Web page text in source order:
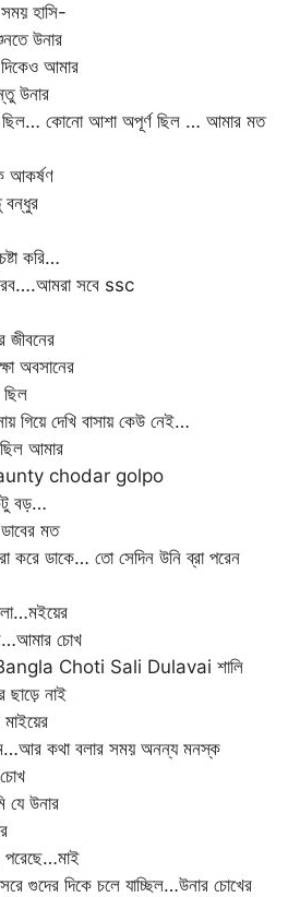
হাসি-
উনার
আমার
উনার
ছিল… কোনো আশা অপূর্ণ ছিল … আমার মত
আকর্ষণ
বন্ধুর
করি…
সবে ssc
জীবনের
অবসানের
ছিল
গিয়ে দেখি বাসায় কেউ নেই…
আমার
aunty chodar golpo
বড়…
মত
করে ডাকে… তো সেদিন উনি ব্রা পরেন
চোখ
Bangla Choti Sali Dulavai শালি
ছাড়ে নাই
কথা বলার সময় অনন্য মনস্ক
যে উনার
পরেছে…মাই
গুদের দিকে চলে যাচ্ছিল…উনার চোখের